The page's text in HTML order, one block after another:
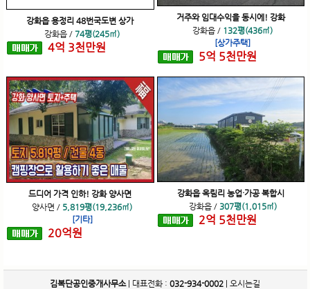
강화읍 용정리 48번국도변 상가
강화읍 / 74평(245㎡)
4억 3천만원
거주와 임대수익을 동시에! 강화
강화읍 / 132평(436㎡)
[상가주택]
5억 5천만원
드디어 가격 인하! 강화 양사면
양사면 / 5,819평(19,236㎡)
[기타]
20억원
강화읍 옥림리 농업·가공 복합시
강화읍/ 307평(1,015㎡)
2억 5천만원
김복단공인중개사무소| 대표전화 : 032-934-0002 오시는길